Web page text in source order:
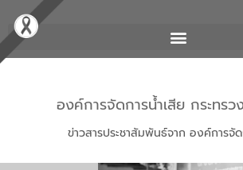
องค์การจัดการน้ำเสีย กระทรว
ข่าวสารประชาสัมพันธ์จาก องค์การจัด